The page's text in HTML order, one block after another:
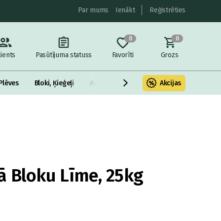
Par mums Ienākt Reģistrēties
Pasūtījuma statuss
0
Favorīti
0
Grozs
Bloki, Ķieģeļi Armatūra un metāls Fasādes
Akcijas
Bloku Līme, 25kg